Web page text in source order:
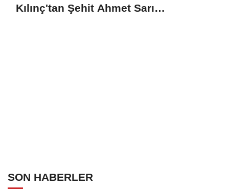
Kılınç'tan Şehit Ahmet Sarı
SON HABERLER